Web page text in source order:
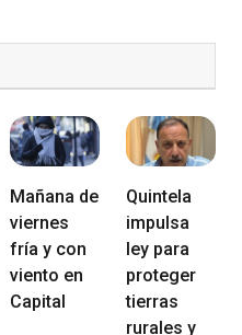
Mañana de
viernes
fría y con
viento en
Capital
Quintela
impulsa
ley para
proteger
tierras
rurales y